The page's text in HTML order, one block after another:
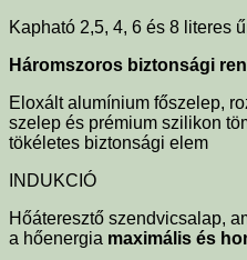
Kapható 2,5, 4, 6 és 8 literes
Háromszoros biztonsági
Eloxált alumínium főszelep,
szelep és prémium szilikon
tökéletes biztonsági elem
INDUKCIÓ
Hőáteresztő szendvicsalap,
a hőenergia maximális és